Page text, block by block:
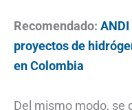
Recomendado:
proyectos de
en Colombia
Del mismo modo, se